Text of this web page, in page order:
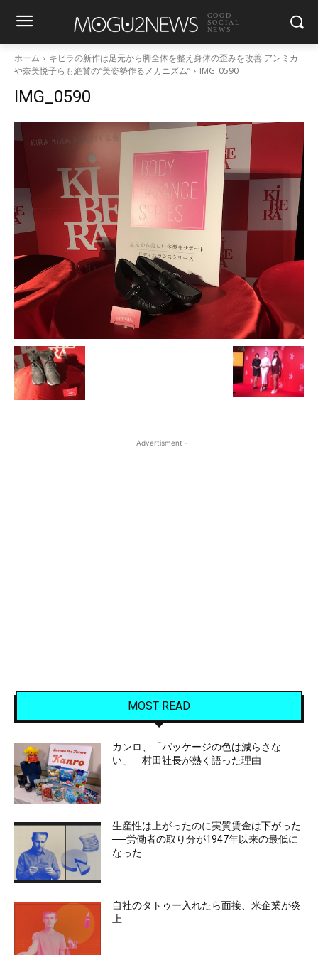
GOOD
SOCIAL
NEWS
ホーム
キビラの新作は足元から脚全体を整え身体の歪みを改善 アンミカ
や奈美悦子らも絶賛の“美姿勢作るメカニズム”
IMG_0590
IMG_0590
- Advertisment -
MOST READ
カンロ、「パッケージの色は減らさな
い」 村田社長が熱く語った理由
生産性は上がったのに実質賃金は下がった
──労働者の取り分が1947年以来の最低に
なった
自社のタトゥー入れたら面接、米企業が炎
上